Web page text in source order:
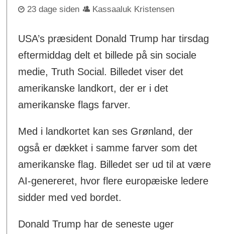
23 dage siden Kassaaluk Kristensen
USA’s præsident Donald Trump har tirsdag
eftermiddag delt et billede på sin sociale
medie, Truth Social. Billedet viser det
amerikanske landkort, der er i det
amerikanske flags farver.
Med i landkortet kan ses Grønland, der
også er dækket i samme farver som det
amerikanske flag. Billedet ser ud til at være
AI-genereret, hvor flere europæiske ledere
sidder med ved bordet.
Donald Trump har de seneste uger